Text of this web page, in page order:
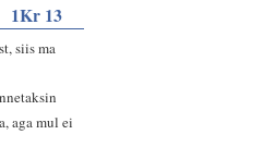
1Kr 13
siis ma
aga mul ei